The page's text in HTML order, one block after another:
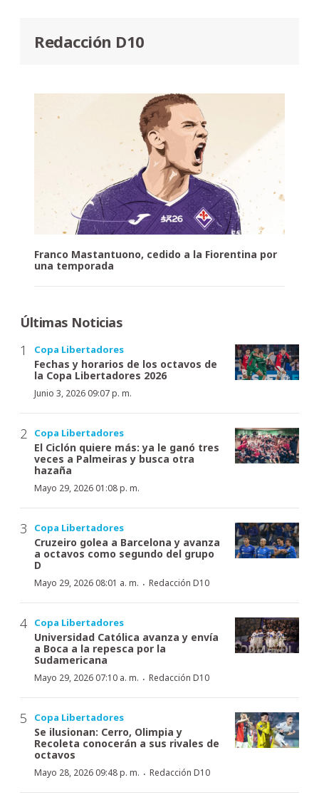
Redacción D10
Franco Mastantuono, cedido a la Fiorentina por
una temporada
Últimas Noticias
Copa Libertadores
Fechas y horarios de los octavos de
la Copa Libertadores 2026
Junio 3, 2026 09:07 p. m.
Copa Libertadores
El Ciclón quiere más: ya le ganó tres
veces a Palmeiras y busca otra
hazaña
Mayo 29, 2026 01:08 p. m.
Copa Libertadores
Cruzeiro golea a Barcelona y avanza
a octavos como segundo del grupo
D
Mayo 29, 2026 08:01 a. m. · Redacción D10
Copa Libertadores
Universidad Católica avanza y envía
a Boca a la repesca por la
Sudamericana
Mayo 29, 2026 07:10 a. m. · Redacción D10
Copa Libertadores
Se ilusionan: Cerro, Olimpia y
Recoleta conocerán a sus rivales de
octavos
Mayo 28, 2026 09:48 p. m. · Redacción D10